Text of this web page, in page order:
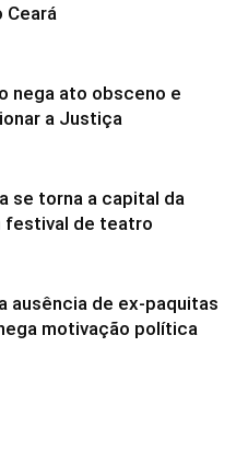
Ceará
nega ato obsceno e
a Justiça
se torna a capital da
festival de teatro
ausência de ex-paquitas
motivação política